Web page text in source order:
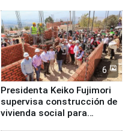
6
Presidenta Keiko Fujimori
supervisa construcción de
vivienda social para